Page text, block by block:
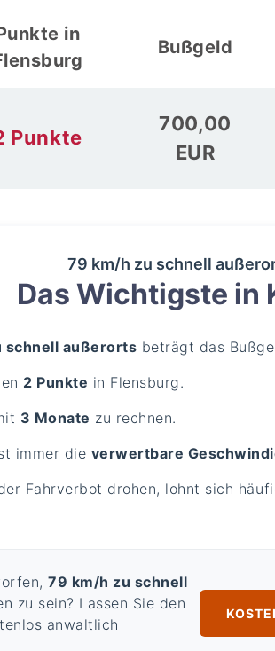
in
Bußgeld
Punkte
700,00
EUR
79 km/h zu schnell
Das Wichtigste in
schnell außerorts beträgt das
2 Punkte in Flensburg.
3 Monate zu rechnen.
immer die verwertbare
Fahrverbot drohen, lohnt sich
79 km/h zu schnell
zu sein? Lassen Sie den
anwaltlich